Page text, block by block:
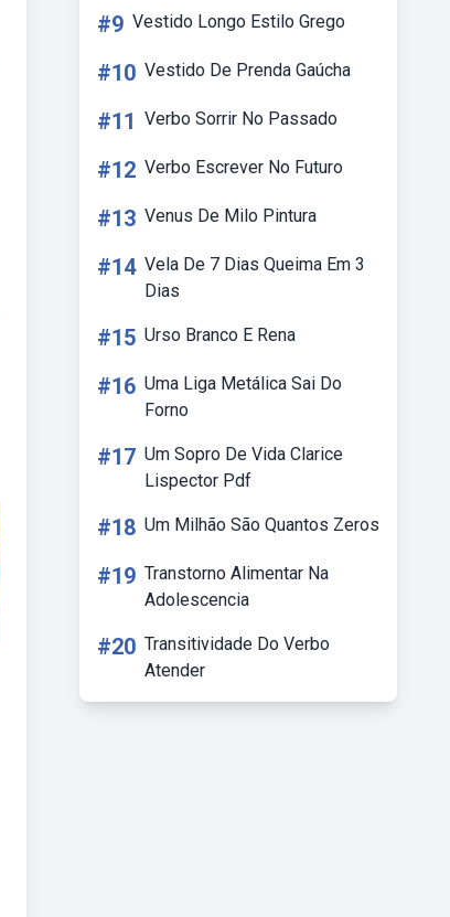
#9 Vestido Longo Estilo Grego
#10 Vestido De Prenda Gaúcha
#11 Verbo Sorrir No Passado
#12 Verbo Escrever No Futuro
#13 Venus De Milo Pintura
#14 Vela De 7 Dias Queima Em 3
Dias
#15 Urso Branco E Rena
#16 Uma Liga Metálica Sai Do
Forno
#17 Um Sopro De Vida Clarice
Lispector Pdf
#18 Um Milhão São Quantos Zeros
#19 Transtorno Alimentar Na
Adolescencia
#20 Transitividade Do Verbo
Atender